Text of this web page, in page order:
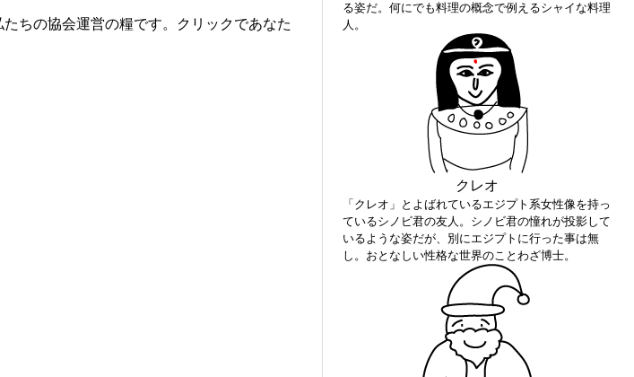
ちの協会運営の糧です。クリックであなた
る姿だ。何にでも料理の概念で例えるシャイな料理
人。
クレオ
「クレオ」とよばれているエジプト系女性像を持っ
ているシノビ君の友人。シノビ君の憧れが投影して
いるような姿だが、別にエジプトに行った事は無
し。おとなしい性格な世界のことわざ博士。